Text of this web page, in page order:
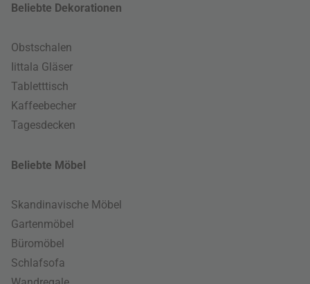
Beliebte Dekorationen
Obstschalen
Iittala Gläser
Tabletttisch
Kaffeebecher
Tagesdecken
Beliebte Möbel
Skandinavische Möbel
Gartenmöbel
Büromöbel
Schlafsofa